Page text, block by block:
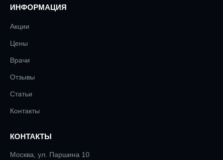
ИНФОРМАЦИЯ
Акции
Цены
Врачи
Отзывы
Статьи
Контакты
КОНТАКТЫ
Москва, ул. Паршина 10